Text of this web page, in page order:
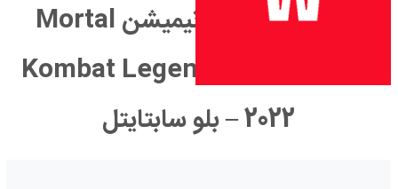
دانلود زیرنویس انیمیشن Mortal
Kombat Legends: Snow Blind
2022 – بلو سابتايتل